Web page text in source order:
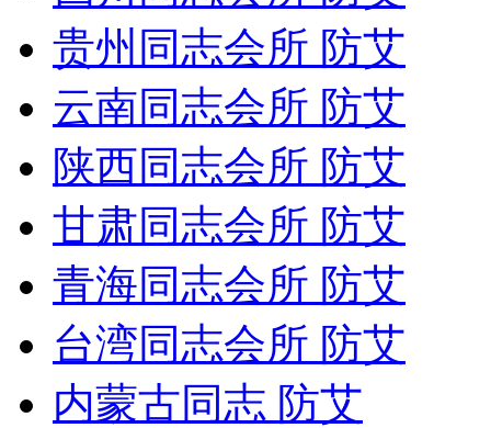
贵州同志会所 防艾
云南同志会所 防艾
陕西同志会所 防艾
甘肃同志会所 防艾
青海同志会所 防艾
台湾同志会所 防艾
内蒙古同志 防艾